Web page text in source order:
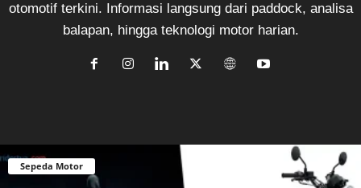
otomotif terkini. Informasi langsung dari paddock, analisa
balapan, hingga teknologi motor harian.
Sepeda Motor